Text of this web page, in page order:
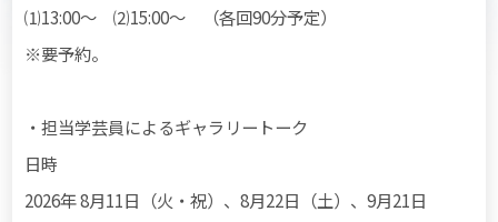
⑴13:00〜 ⑵15:00〜 （各回90分予定）
※要予約。
・担当学芸員によるギャラリートーク
日時
2026年 8月11日（火・祝）、8月22日（土）、9月21日